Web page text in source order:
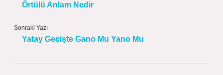
Örtülü Anlam Nedir
Sonraki Yazı
Yatay Geçişte Gano Mu Yano Mu